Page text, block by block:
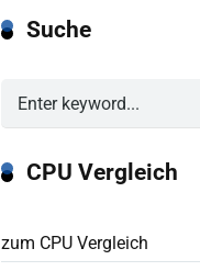
Suche
CPU Vergleich
zum CPU Vergleich